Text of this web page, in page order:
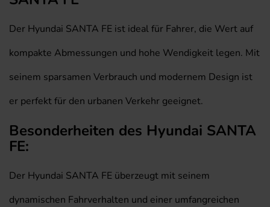
Der Hyundai SANTA FE ist ideal für Fahrer, die Wert auf
kompakte Abmessungen und hohe Wendigkeit legen. Mit
seinem sparsamen Verbrauch und modernem Design ist
er perfekt für den urbanen Verkehr geeignet.
Besonderheiten des Hyundai SANTA
FE:
Der Hyundai SANTA FE überzeugt mit seinem
dynamischen Fahrverhalten und einer umfangreichen